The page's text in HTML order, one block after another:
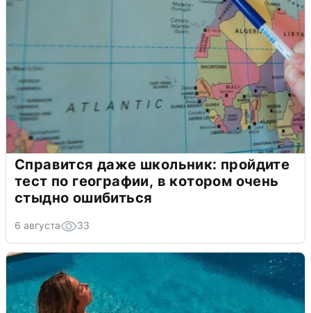
Справится даже школьник: пройдите
тест по географии, в котором очень
стыдно ошибиться
6 августа 33